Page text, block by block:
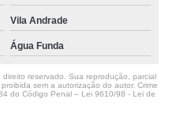
Vila Andrade
Água Funda
reservado. Sua reprodução, parcial
sem a autorização do autor. Crime
do Código Penal – Lei 9610/98 - Lei de